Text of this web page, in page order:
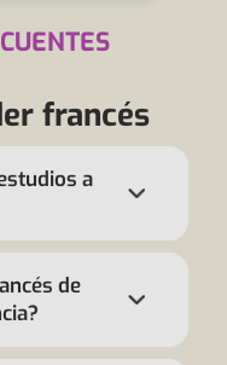
francés
a
de